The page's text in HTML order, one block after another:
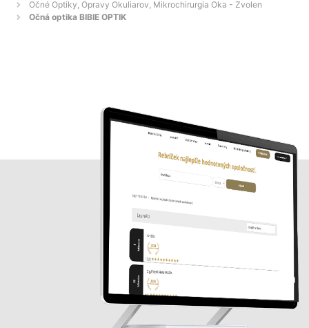
Očné Optiky, Opravy Okuliarov, Mikrochirurgia Oka - Zvolen
Očná optika BIBIE OPTIK